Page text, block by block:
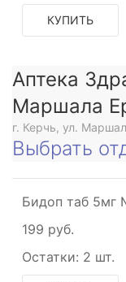
КУПИТЬ
Аптека
Маршала
г. Керчь, ул.
Выбрать
Бидоп таб 5мг
199 руб.
Остатки: 2 шт.